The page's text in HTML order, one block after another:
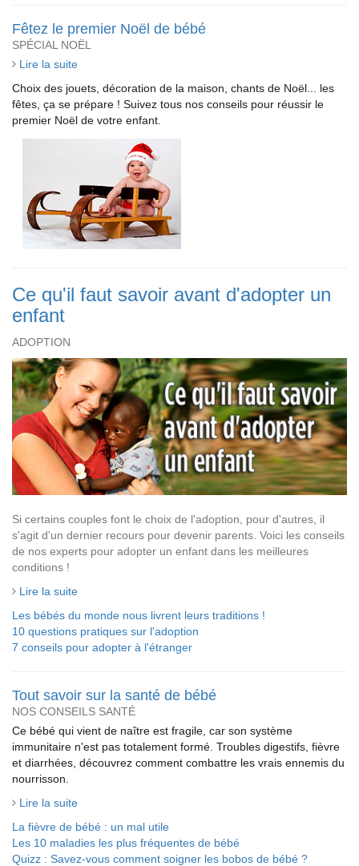
Fêtez le premier Noël de bébé
SPÉCIAL NOËL
Lire la suite
Choix des jouets, décoration de la maison, chants de Noël... les
fêtes, ça se prépare ! Suivez tous nos conseils pour réussir le
premier Noël de votre enfant.
Ce qu'il faut savoir avant d'adopter un
enfant
ADOPTION
Si certains couples font le choix de l'adoption, pour d'autres, il
s'agit d'un dernier recours pour devenir parents. Voici les conseils
de nos experts pour adopter un enfant dans les meilleures
conditions !
Lire la suite
Les bébés du monde nous livrent leurs traditions !
10 questions pratiques sur l'adoption
7 conseils pour adopter à l'étranger
Tout savoir sur la santé de bébé
NOS CONSEILS SANTÉ
Ce bébé qui vient de naître est fragile, car son système
immunitaire n'est pas totalement formé. Troubles digestifs, fièvre
et diarrhées, découvrez comment combattre les vrais ennemis du
nourrisson.
Lire la suite
La fièvre de bébé : un mal utile
Les 10 maladies les plus fréquentes de bébé
Quizz : Savez-vous comment soigner les bobos de bébé ?